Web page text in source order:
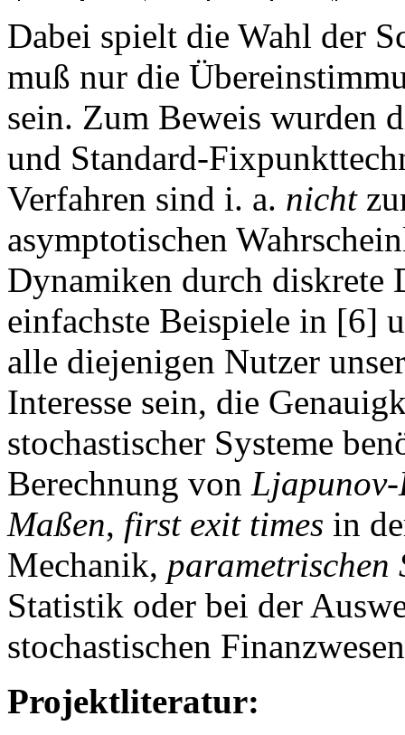
Dabei spielt die Wahl der
muß nur die
sein. Zum Beweis wurden
und Standard-
Verfahren sind i. a. nicht
asymptotischen
Dynamiken durch diskrete
einfachste Beispiele in [6]
alle diejenigen Nutzer
Interesse sein, die
stochastischer Systeme
Berechnung von Ljapunov-
Maßen, first exit times in
Mechanik, parametrischen
Statistik oder bei der
stochastischen
Projektliteratur: